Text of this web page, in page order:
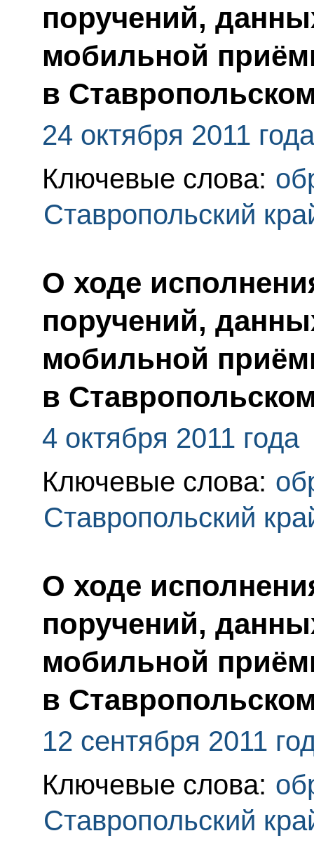
поручений,
мобильной
в
24 октября 2011 года
Ключевые слова:
Ставропольский
О ходе
поручений,
мобильной
в
4 октября 2011 года
Ключевые слова:
Ставропольский
О ходе
поручений,
мобильной
в
12 сентября 2011
Ключевые слова:
Ставропольский